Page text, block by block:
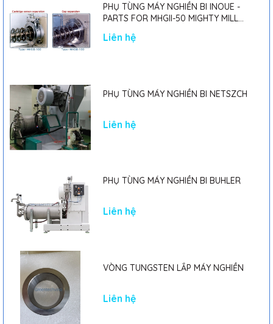
PHỤ TÙNG MÁY NGHIỀN BI INOUE -
PARTS FOR MHGII-50 MIGHTY MILL
Liên hệ
PHỤ TÙNG MÁY NGHIỀN BI NETSZCH
Liên hệ
PHỤ TÙNG MÁY NGHIỀN BI BUHLER
Liên hệ
VÒNG TUNGSTEN LẮP MÁY NGHIỀN
Liên hệ